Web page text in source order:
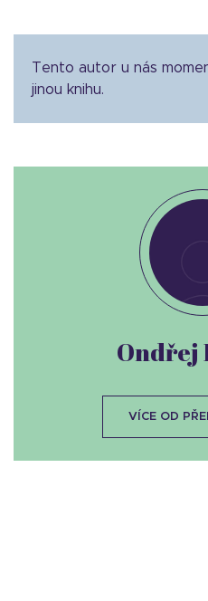
Tento autor u nás
jinou knihu.
Ondřej
VÍCE OD